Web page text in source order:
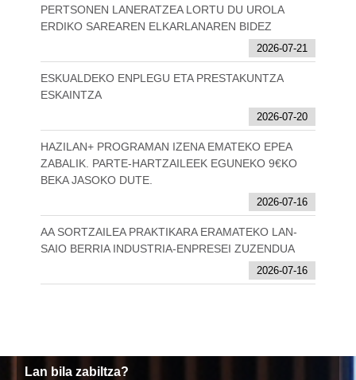
PERTSONEN LANERATZEA LORTU DU UROLA
ERDIKO SAREAREN ELKARLANAREN BIDEZ
2026-07-21
ESKUALDEKO ENPLEGU ETA PRESTAKUNTZA
ESKAINTZA
2026-07-20
HAZILAN+ PROGRAMAN IZENA EMATEKO EPEA
ZABALIK. PARTE-HARTZAILEEK EGUNEKO 9€KO
BEKA JASOKO DUTE.
2026-07-16
AA SORTZAILEA PRAKTIKARA ERAMATEKO LAN-
SAIO BERRIA INDUSTRIA-ENPRESEI ZUZENDUA
2026-07-16
Lan bila zabiltza?